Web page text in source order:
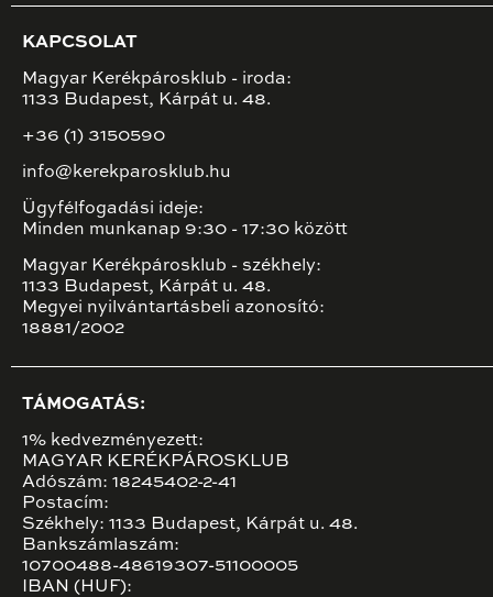
KAPCSOLAT
Magyar Kerékpárosklub - iroda:
1133 Budapest, Kárpát u. 48.
+36 (1) 3150590
info@kerekparosklub.hu
Ügyfélfogadási ideje:
Minden munkanap 9:30 - 17:30 között
Magyar Kerékpárosklub - székhely:
1133 Budapest, Kárpát u. 48.
Megyei nyilvántartásbeli azonosító:
18881/2002
TÁMOGATÁS:
1% kedvezményezett:
MAGYAR KERÉKPÁROSKLUB
Adószám: 18245402-2-41
Postacím:
Székhely: 1133 Budapest, Kárpát u. 48.
Bankszámlaszám:
10700488-48619307-51100005
IBAN (HUF):